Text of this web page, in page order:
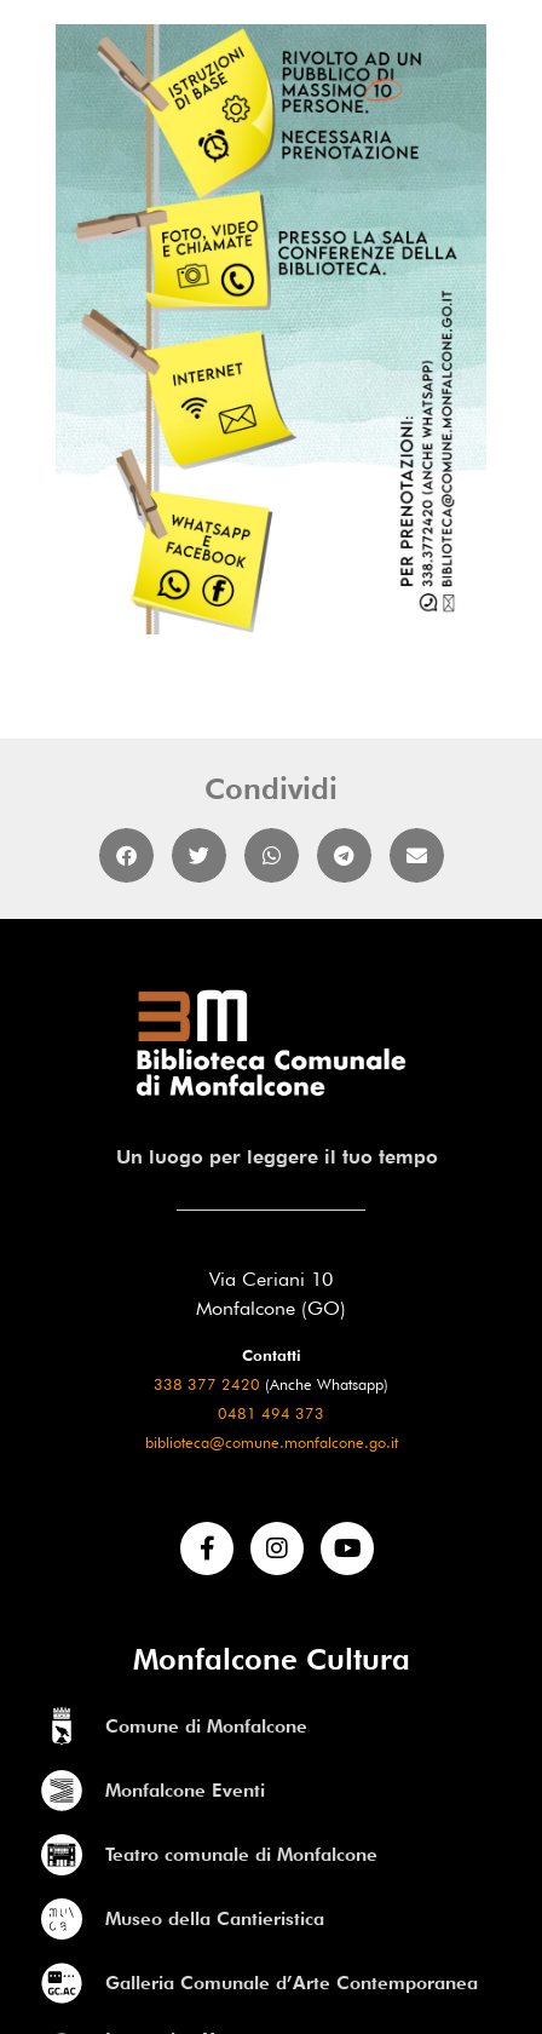
Condividi
Un luogo per leggere il tuo tempo
Via Ceriani 10
Monfalcone (GO)
Contatti
338 377 2420 (Anche Whatsapp)
0481 494 373
biblioteca@comune.monfalcone.go.it
Monfalcone Cultura
Comune di Monfalcone
Monfalcone Eventi
Teatro comunale di Monfalcone
Museo della Cantieristica
Galleria Comunale d’Arte Contemporanea